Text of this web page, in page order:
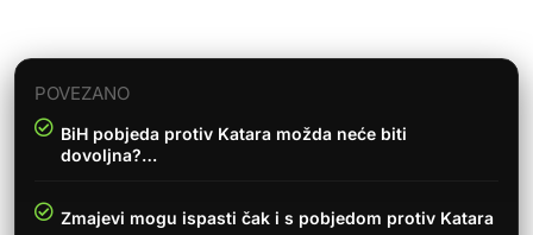
POVEZANO
BiH pobjeda protiv Katara možda neće biti
dovoljna?…
Zmajevi mogu ispasti čak i s pobjedom protiv Katara